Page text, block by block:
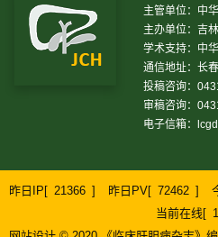
主管单位：中
主办单位：吉
学术支持：中
通信地址：长
投稿咨询：
审稿咨询：
电子信箱：
昨日IP[ 21366 ] 昨日PV[ 72462 ]
当前在线[